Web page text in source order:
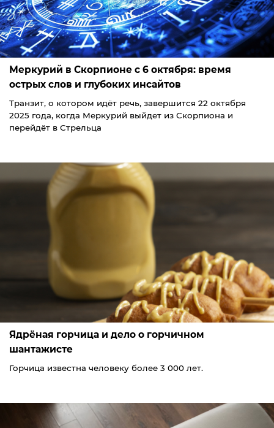
Меркурий в Скорпионе с 6 октября: время
острых слов и глубоких инсайтов
Транзит, о котором идёт речь, завершится 22 октября
2025 года, когда Меркурий выйдет из Скорпиона и
перейдёт в Стрельца
Ядрёная горчица и дело о горчичном
шантажисте
Горчица известна человеку более 3 000 лет.